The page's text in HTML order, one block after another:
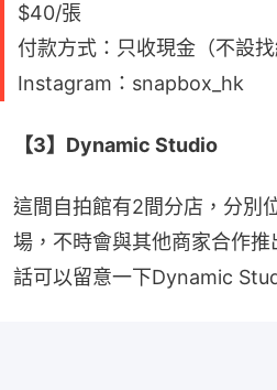
$40/張
付款方式：只收現金（不設找
Instagram：snapbox_hk
【3】Dynamic Studio
這間自拍館有2間分店，分別
場，不時會與其他商家合作
話可以留意一下Dynamic